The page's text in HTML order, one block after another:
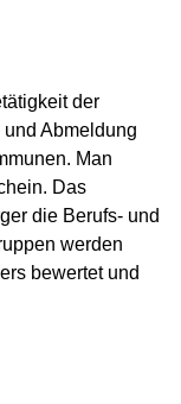
der
Abmeldung
Man
Das
die Berufs- und
werden
bewertet und